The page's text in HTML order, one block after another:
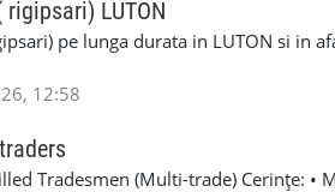
ne la: 📞 +44 7407 254793 Mihai 📞
rigipsari) LUTON
pe lunga durata in LUTON si in
12:58
Tradesmen (Multi-trade) Cerințe: •